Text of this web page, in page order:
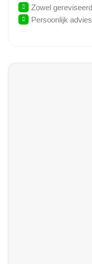
Zowel
Persoonlijk